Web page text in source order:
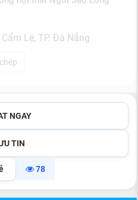
Lệ, TP. Đà Nẵng
NGAY
TIN
78